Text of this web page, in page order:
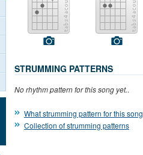
STRUMMING PATTERNS
No rhythm pattern for this song yet..
What strumming pattern for this
Collection of strumming patterns